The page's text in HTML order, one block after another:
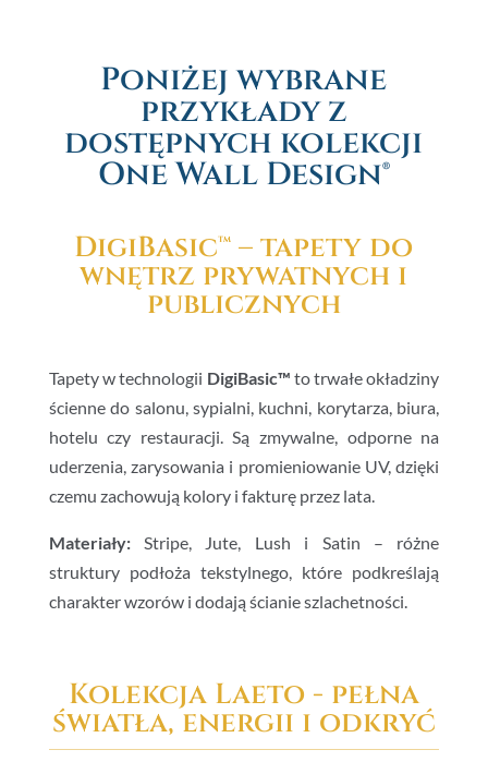
Poniżej wybrane
przykłady z
dostępnych kolekcji
One Wall Design®
DigiBasic™ – tapety do
wnętrz prywatnych i
publicznych
Tapety w technologii DigiBasic™ to trwałe okładziny
ścienne do salonu, sypialni, kuchni, korytarza, biura,
hotelu czy restauracji. Są zmywalne, odporne na
uderzenia, zarysowania i promieniowanie UV, dzięki
czemu zachowują kolory i fakturę przez lata.
Materiały:Stripe, Jute, Lush i Satin – różne
struktury podłoża tekstylnego, które podkreślają
charakter wzorów i dodają ścianie szlachetności.
Kolekcja Laeto - pełna
światła, energii i odkryć